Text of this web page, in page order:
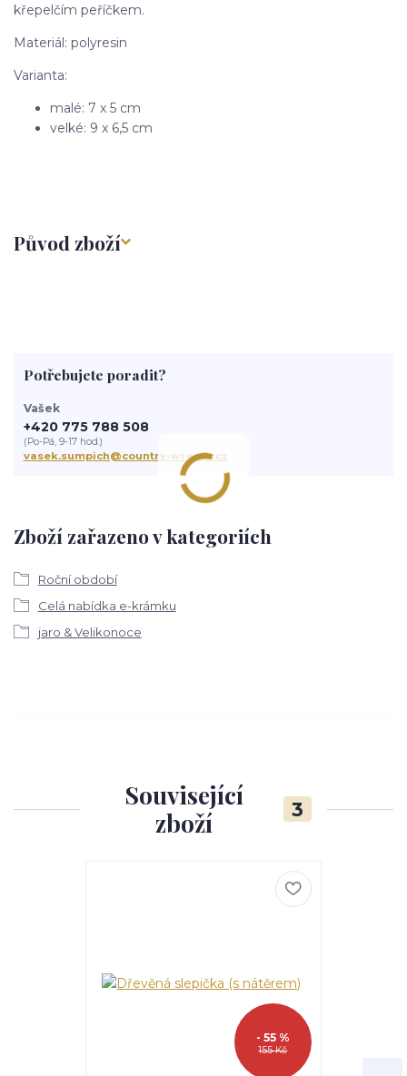
křepelčím peříčkem.
Materiál: polyresin
Varianta:
malé: 7 x 5 cm
velké: 9 x 6,5 cm
Původ zboží
Zboží zařazeno v kategoriích
Roční období
Celá nabídka e-krámku
jaro & Velikonoce
Potřebujete poradit?
Vašek
+420 775 788 508
(Po-Pá, 9-17 hod.)
vasek.sumpich@country-wreath.cz
Související
zboží
3
155 Kč
- 55 %